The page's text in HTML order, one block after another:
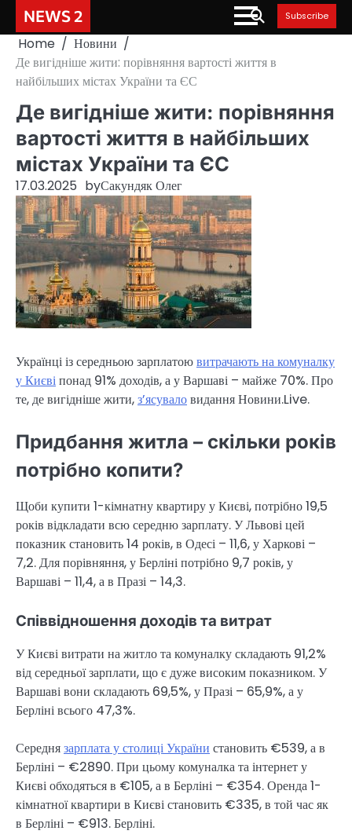
content
NEWS 2 Subscribe
Home
Новини
Де вигідніше жити: порівняння вартості життя в
найбільших містах України та ЄС
Де вигідніше жити: порівняння
вартості життя в найбільших
містах України та ЄС
17.03.2025 byСакундяк Олег
Українці із середньою зарплатоювитрачають на комуналку
у Києвіпонад 91% доходів, а у Варшаві – майже 70%. Про
те, де вигідніше жити,з’ясуваловидання Новини.Live.
Придбання житла – скільки років
потрібно копити?
Щоби купити 1-кімнатну квартиру у Києві, потрібно 19,5
років відкладати всю середню зарплату. У Львові цей
показник становить 14 років, в Одесі – 11,6, у Харкові –
7,2. Для порівняння, у Берліні потрібно 9,7 років, у
Варшаві – 11,4, а в Празі – 14,3.
Співвідношення доходів та витрат
У Києві витрати на житло та комуналку складають 91,2%
від середньої зарплати, що є дуже високим показником. У
Варшаві вони складають 69,5%, у Празі – 65,9%, а у
Берліні всього 47,3%.
Середнязарплата у столиці України становить €539, а в
Берліні – €2890. При цьому комуналка та інтернет у
Києві обходяться в €105, а в Берліні – €354. Оренда 1-
кімнатної квартири в Києві становить €335, в той час як
в Берліні – €913. Берліні.